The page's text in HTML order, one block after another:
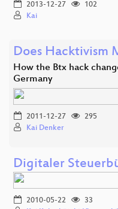
2013-12-27
102
Kai
Does Hacktivism
How the Btx hack
Germany
2011-12-27
295
Kai Denker
Digitaler
2010-05-22
33